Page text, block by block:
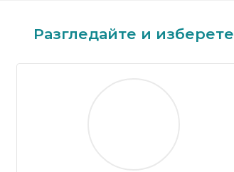
Разгледайте и изберете